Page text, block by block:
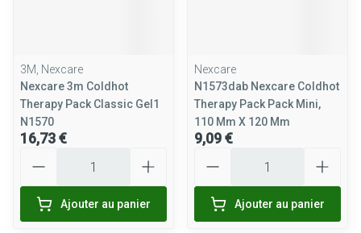
3M, Nexcare
Nexcare 3m Coldhot
Therapy Pack Classic Gel1
N1570
16,73 €
Ajouter au panier
Nexcare
N1573dab Nexcare Coldhot
Therapy Pack Pack Mini,
110 Mm X 120 Mm
9,09 €
Ajouter au panier